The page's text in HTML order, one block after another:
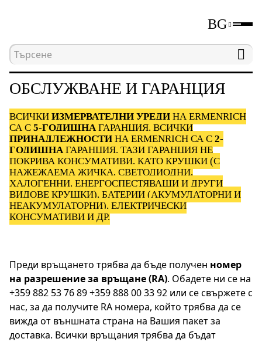
BG
Начална страница
ОБСЛУЖВАНЕ И ГАРАНЦИЯ
ВСИЧКИ ИЗМЕРВАТЕЛНИ УРЕДИ НА ERMENRICH
СА С 5-ГОДИШНАГАРАНЦИЯ. ВСИЧКИ
ПРИНАДЛЕЖНОСТИ НА ERMENRICH СА С 2-
ГОДИШНАГАРАНЦИЯ. ТАЗИ ГАРАНЦИЯ НЕ
ПОКРИВА КОНСУМАТИВИ, КАТО КРУШКИ (С
НАЖЕЖАЕМА ЖИЧКА, СВЕТОДИОДНИ,
ХАЛОГЕННИ, ЕНЕРГОСПЕСТЯВАЩИ И ДРУГИ
ВИДОВЕ КРУШКИ), БАТЕРИИ (АКУМУЛАТОРНИ И
НЕАКУМУЛАТОРНИ), ЕЛЕКТРИЧЕСКИ
КОНСУМАТИВИ И ДР.
Преди връщането трябва да бъде получен номер
на разрешение за връщане (RA). Обадете ни се на
+359 882 53 76 89 +359 888 00 33 92 или се свържете с
нас, за да получите RA номера, който трябва да се
вижда от външната страна на Вашия пакет за
доставка. Всички връщания трябва да бъдат